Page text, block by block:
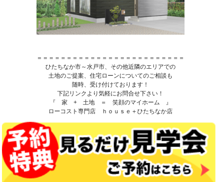
＝＝＝＝＝＝＝＝＝＝＝＝＝＝＝＝＝＝＝＝＝＝＝＝＝
ひたちなか市～水戸市、その他近隣のエリアでの
土地のご提案、住宅ローンについてのご相談も
随時、受け付けております！
下記リンクより気軽にお問合せ下さい！
『 家 + 土地 ＝ 笑顔のマイホーム 』
ローコスト専門店 ｈｏｕｓｅ＋ひたちなか店